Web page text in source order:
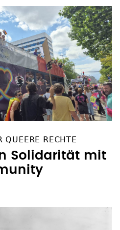
QUEERE RECHTE
Solidarität mit